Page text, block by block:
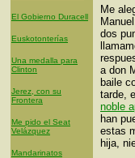
El Gobierno Duracell
Euskotonterías
Una medalla para
Clinton
Jerez, con su
Frontera
Me pido el Seat
Velázquez
Mandarinatos
Me
dos
a don
baile
tarde,
noble
han
estas
hija,